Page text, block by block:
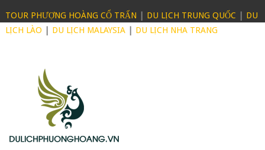
TOUR PHƯỢNG HOÀNG CỔ TRẤN DU LỊCH TRUNG QUỐC
DU
LỊCH LÀO
DU LỊCH MALAYSIA| DU LỊCH NHA TRANG